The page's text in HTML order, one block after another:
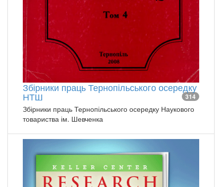
Збірники праць Тернопільського осередку
НТШ 314
Збірники праць Тернопільського осередку Наукового
товариства ім. Шевченка